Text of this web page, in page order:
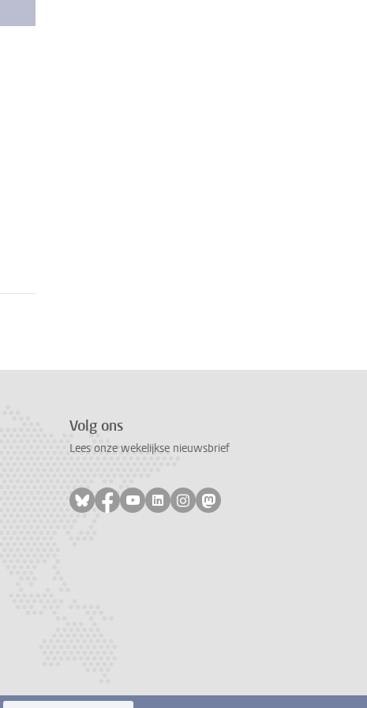
Volg ons
Lees onze wekelijkse nieuwsbrief
Volg ons op bluesky
Volg ons op facebook
Volg ons op youtube
Volg ons op linkedin
Volg ons op instagram
Volg ons op mastodon